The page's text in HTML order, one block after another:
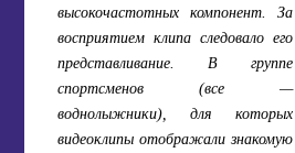
высокочастотных компонент. За
восприятием клипа следовало его
представливание. В группе
спортсменов (все —
воднолыжники), для которых
видеоклипы отображали знакомую